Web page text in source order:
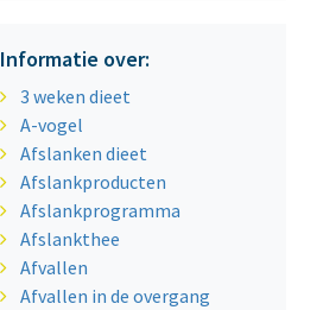
Informatie over:
3 weken dieet
A-vogel
Afslanken dieet
Afslankproducten
Afslankprogramma
Afslankthee
Afvallen
Afvallen in de overgang